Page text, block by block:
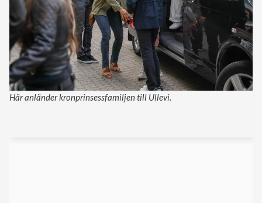
Här anländer kronprinsessfamiljen till Ullevi.